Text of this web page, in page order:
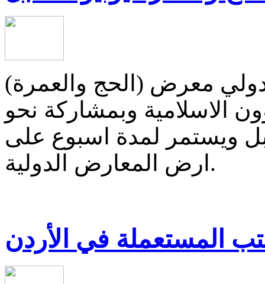
معرض (الحج والعمرة)
الاسلامية وبمشاركة نحو
يوليو المقبل ويستمر لمدة اسبوع على
ارض المعارض الدولية.
المستعملة في الأردن